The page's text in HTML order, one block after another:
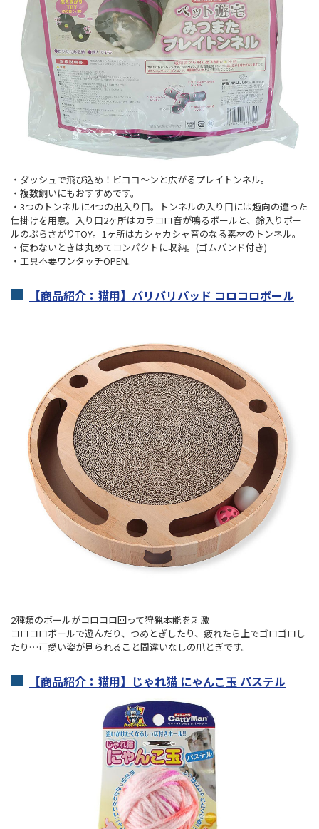
・ダッシュで飛び込め！ビヨヨ～ンと広がるプレイトンネル。
・複数飼いにもおすすめです。
・3つのトンネルに4つの出入り口。トンネルの入り口には趣向の違った
仕掛けを用意。入り口2ヶ所はカラコロ音が鳴るボールと、鈴入りボー
ルのぶらさがりTOY。1ヶ所はカシャカシャ音のなる素材のトンネル。
・使わないときは丸めてコンパクトに収納。(ゴムバンド付き)
・工具不要ワンタッチOPEN。
【商品紹介：猫用】バリバリパッド コロコロボール
2種類のボールがコロコロ回って狩猟本能を刺激
コロコロボールで遊んだり、つめとぎしたり、疲れたら上でゴロゴロし
たり…可愛い姿が見られること間違いなしの爪とぎです。
【商品紹介：猫用】じゃれ猫 にゃんこ玉 パステル